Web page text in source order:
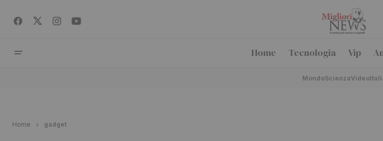
Home Tecnologia Vip
MondoScienzaVideo
Home gadget